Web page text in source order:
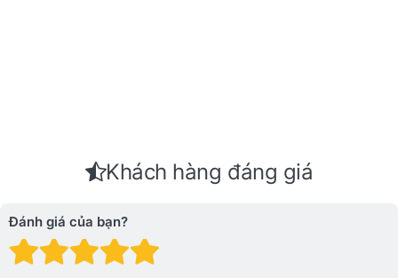
Khách hàng đáng giá
Đánh giá của bạn?
Đánh giá: 4 trên 5
Đánh giá: 3 trên 5 sao.
Đánh giá: 2 trên 5 sao.
Đánh giá: 1 trên 5 sao. Xấu